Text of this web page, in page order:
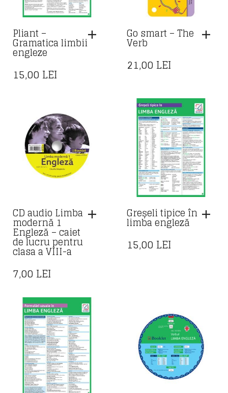
Pliant –
Gramatica limbii
engleze
15,00 LEI
Go smart – The
Verb
21,00 LEI
CD audio Limba
modernă 1
Engleză – caiet
de lucru pentru
clasa a VIII-a
7,00 LEI
Greșeli tipice în
limba engleză
15,00 LEI